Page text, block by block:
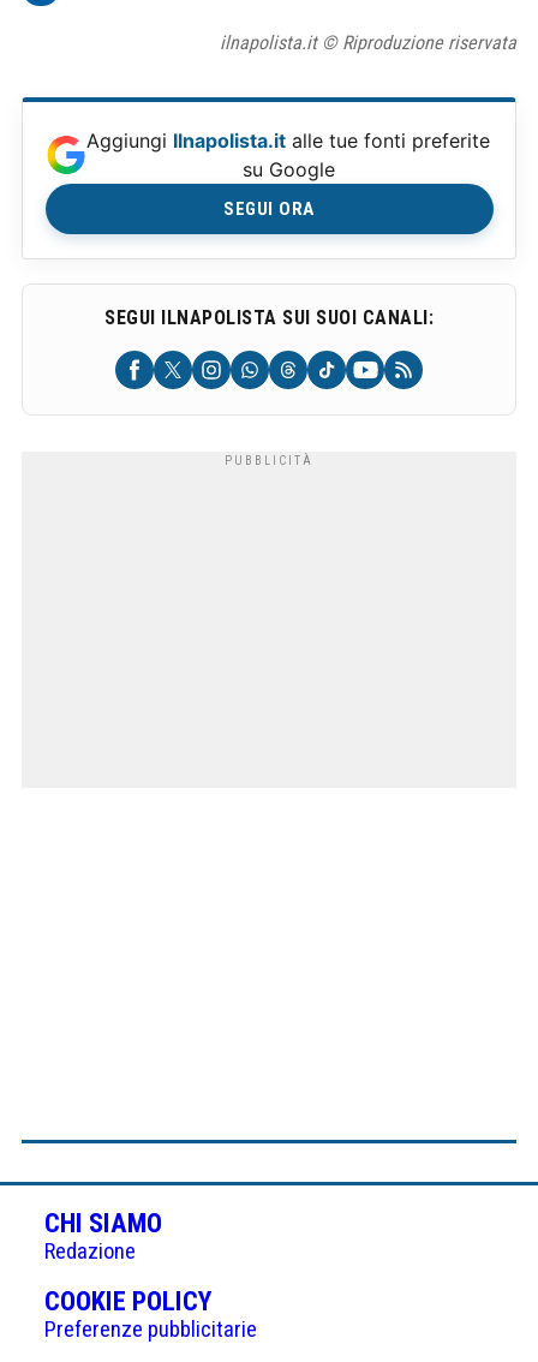
ilnapolista.it © Riproduzione riservata
Aggiungi Ilnapolista.it alle tue fonti preferite
su Google
SEGUI ORA
SEGUI ILNAPOLISTA SUI SUOI CANALI:
CHI SIAMO
Redazione
COOKIE POLICY(APRE
IN
Preferenze pubblicitarie